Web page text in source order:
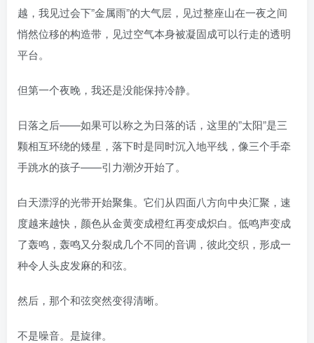
越，我见过会下”金属雨”的大气层，见过整座山在一夜之间
悄然位移的构造带，见过空气本身被凝固成可以行走的透明
平台。
但第一个夜晚，我还是没能保持冷静。
日落之后——如果可以称之为日落的话，这里的”太阳”是三
颗相互环绕的矮星，落下时是同时沉入地平线，像三个手牵
手跳水的孩子——引力潮汐开始了。
白天漂浮的光带开始聚集。它们从四面八方向中央汇聚，速
度越来越快，颜色从金黄变成橙红再变成炽白。低鸣声变成
了轰鸣，轰鸣又分裂成几个不同的音调，彼此交织，形成一
种令人头皮发麻的和弦。
然后，那个和弦突然变得清晰。
不是噪音。是旋律。